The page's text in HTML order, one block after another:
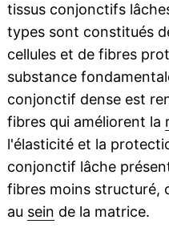
tissus conjonctifs
types sont constitués
cellules et de fibres
substance
conjonctif dense est
fibres qui améliorent la
l'élasticité et la
conjonctif lâche
fibres moins structuré,
au sein de la matrice.